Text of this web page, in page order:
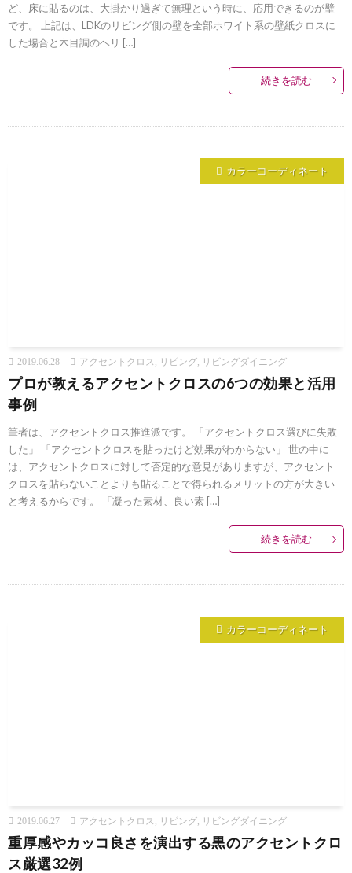
ど、床に貼るのは、大掛かり過ぎて無理という時に、応用できるのが壁
です。 上記は、LDKのリビング側の壁を全部ホワイト系の壁紙クロスに
した場合と木目調のヘリ […]
続きを読む
カラーコーディネート
2019.06.28 アクセントクロス , リビング, リビングダイニング
プロが教えるアクセントクロスの6つの効果と活用
事例
筆者は、アクセントクロス推進派です。 「アクセントクロス選びに失敗
した」 「アクセントクロスを貼ったけど効果がわからない」 世の中に
は、アクセントクロスに対して否定的な意見がありますが、アクセント
クロスを貼らないことよりも貼ることで得られるメリットの方が大きい
と考えるからです。 「凝った素材、良い素 […]
続きを読む
カラーコーディネート
2019.06.27 アクセントクロス , リビング, リビングダイニング
重厚感やカッコ良さを演出する黒のアクセントクロ
ス厳選32例